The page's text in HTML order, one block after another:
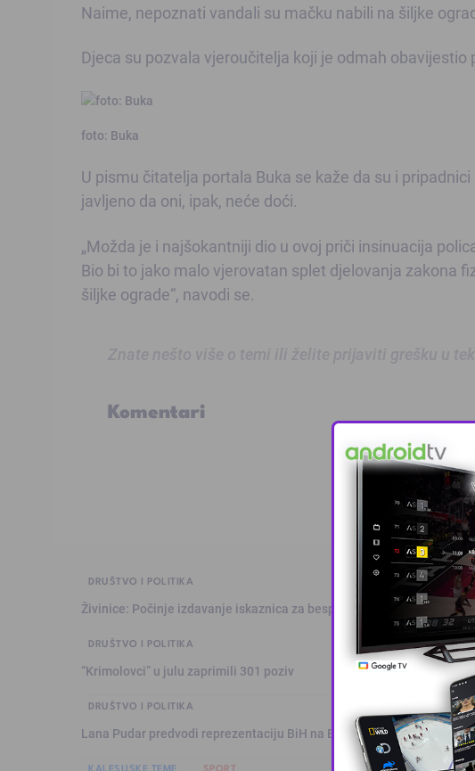
Naime, nepoznati vandali su mačku nabili na šiljke
Djeca su pozvala vjeroučitelja koji je odmah obavijestio
foto: Buka
U pismu čitatelja portala Buka se kaže da su i
javljeno da oni, ipak, neće doći.
„Možda je i najšokantniji dio u ovoj priči insinuacija
Bio bi to jako malo vjerovatan splet djelovanja zakona
šiljke ograde“, navodi se.
Komentari
DRUŠTVO I POLITIKA
Živinice: Počinje izdavanje iskaznica za besplatan prevoz
DRUŠTVO I POLITIKA
“Krimolovci” u julu zaprimili 301 poziv
DRUŠTVO I POLITIKA
Lana Pudar predvodi reprezentaciju BiH na Evropskom prvenstvu u
KALESIJSKE TEME SPORT